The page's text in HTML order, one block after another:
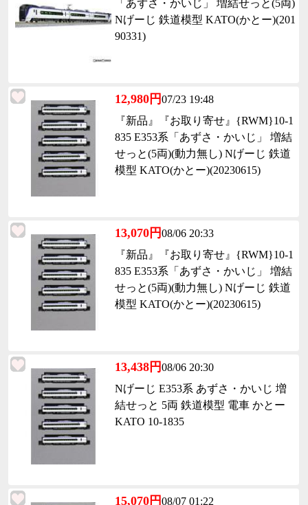
「あずさ・かいじ」 増結せっと(5両)
Nげーじ 鉄道模型 KATO(かとー)(201
90331)
12,980円07/23 19:48
『新品』『お取り寄せ』{RWM}10-1
835 E353系「あずさ・かいじ」 増結
せっと(5両)(動力無し) Nげーじ 鉄道
模型 KATO(かとー)(20230615)
13,070円08/06 20:33
『新品』『お取り寄せ』{RWM}10-1
835 E353系「あずさ・かいじ」 増結
せっと(5両)(動力無し) Nげーじ 鉄道
模型 KATO(かとー)(20230615)
13,438円08/06 20:30
Nげーじ E353系 あずさ・かいじ 増
結せっと 5両 鉄道模型 電車 かとー
KATO 10-1835
15,070円08/07 01:22